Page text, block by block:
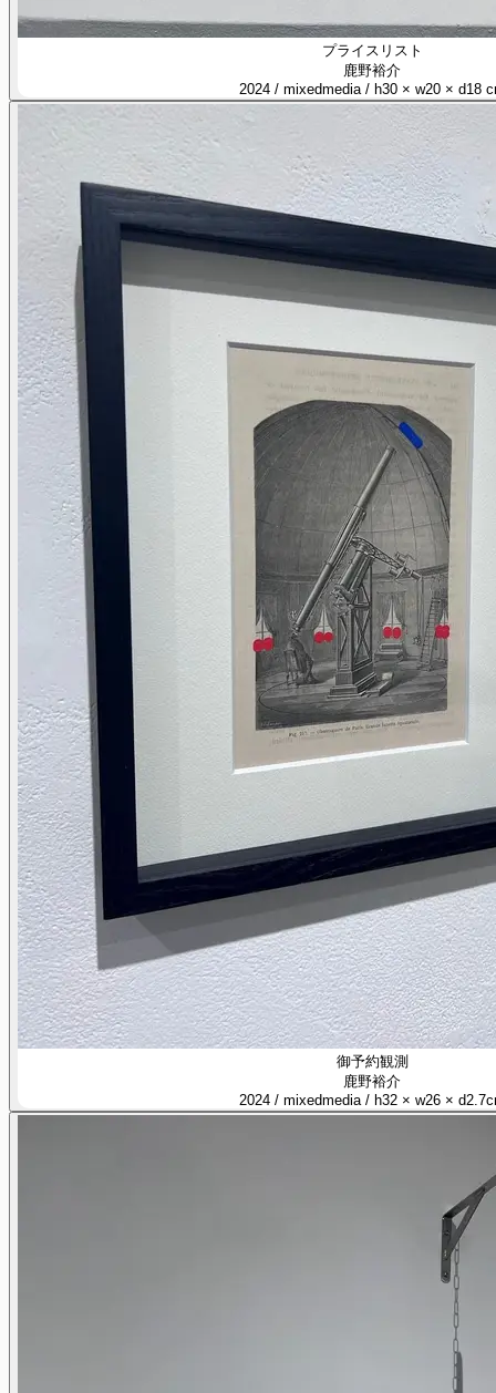
プライスリスト
鹿野裕介
2024 / mixedmedia / h30 × w20 × d18
御予約観測
鹿野裕介
2024 / mixedmedia / h32 × w26 ×